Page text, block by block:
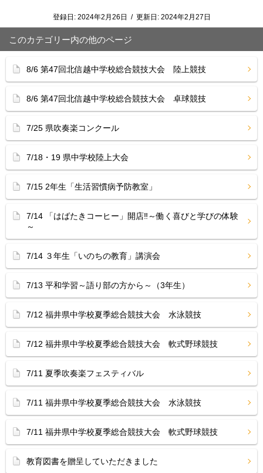
登録日: 2024年2月26日 / 更新日: 2024年2月27日
このカテゴリー内の他のページ
8/6 第47回北信越中学校総合競技大会 陸上競技
8/6 第47回北信越中学校総合競技大会 卓球競技
7/25 県吹奏楽コンクール
7/18・19 県中学校陸上大会
7/15 2年生「生活習慣病予防教室」
7/14 「はばたきコーヒー」開店‼︎～働く喜びと学びの体験
～
7/14 ３年生「いのちの教育」講演会
7/13 平和学習～語り部の方から～（3年生）
7/12 福井県中学校夏季総合競技大会 水泳競技
7/12 福井県中学校夏季総合競技大会 軟式野球競技
7/11 夏季吹奏楽フェスティバル
7/11 福井県中学校夏季総合競技大会 水泳競技
7/11 福井県中学校夏季総合競技大会 軟式野球競技
教育図書を贈呈していただきました